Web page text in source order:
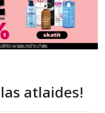
atlaides!